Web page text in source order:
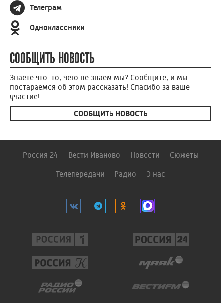
Телеграм
Одноклассники
СООБЩИТЬ НОВОСТЬ
Знаете что-то, чего не знаем мы? Сообщите, и мы
постараемся об этом рассказать! Спасибо за ваше
участие!
СООБЩИТЬ НОВОСТЬ
Россия 24 Вести Иваново Новости Сюжеты
Телепередачи Радио О нас